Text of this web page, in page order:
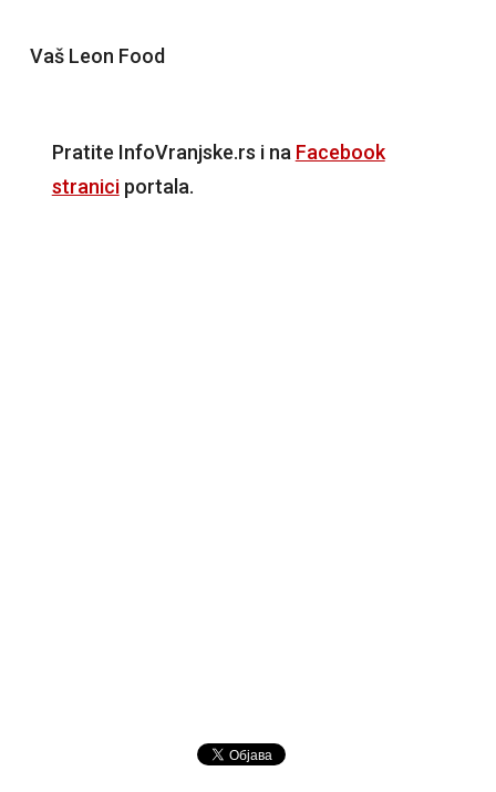
Vaš Leon Food
Pratite InfoVranjske.rs i na Facebook
straniciportala.